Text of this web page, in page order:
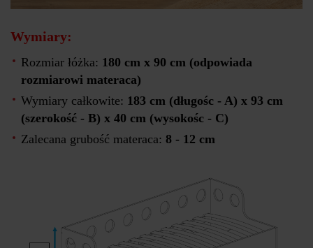
Wymiary:
Rozmiar łóżka: 180 cm x 90 cm (odpowiada
rozmiarowi materaca)
Wymiary całkowite: 183 cm (długośc - A) x 93 cm
(szerokość - B) x 40 cm (wysokośc - C)
Zalecana grubość materaca: 8 - 12 cm